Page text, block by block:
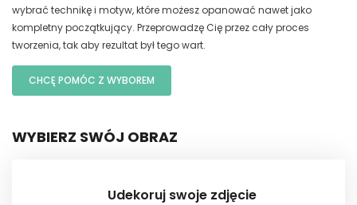
wybrać technikę i motyw, które możesz opanować nawet jako
kompletny początkujący. Przeprowadzę Cię przez cały proces
tworzenia, tak aby rezultat był tego wart.
CHCĘ POMÓC Z WYBOREM
WYBIERZ SWÓJ OBRAZ
Udekoruj swoje zdjęcie